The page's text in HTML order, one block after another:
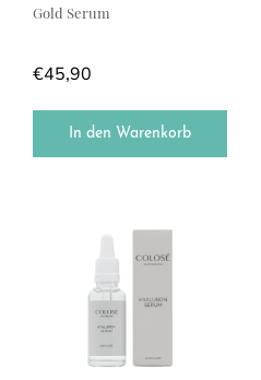
Gold Serum
€45,90
In den Warenkorb